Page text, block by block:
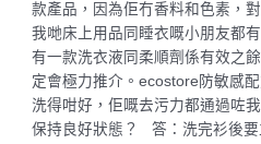
款產品，因為佢冇香料和色素，
我哋床上用品同睡衣嘅小朋友都
有一款洗衣液同柔順劑係有效之
定會極力推介。ecostore防敏感
洗得咁好，佢嘅去污力都通過咗
保持良好狀態？ 答：洗完衫後要